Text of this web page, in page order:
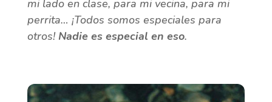
mi lado en clase, para mi vecina, para mi
perrita… ¡Todos somos especiales para
otros! Nadie es especial en eso.